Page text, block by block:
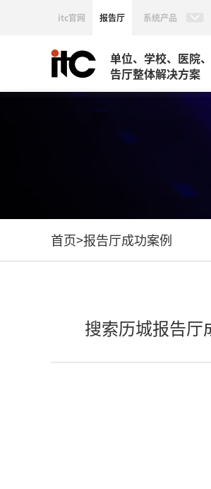
itc官网 报告厅 系统产品
单位、学校、医院
告厅整体解决方案
首页>报告厅成功案例
搜索历城报告厅